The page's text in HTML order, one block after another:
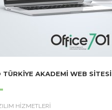
TÜRKIYE AKADEMI WEB SITESI
HİZMETLERİ